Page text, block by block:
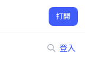
打開
登入